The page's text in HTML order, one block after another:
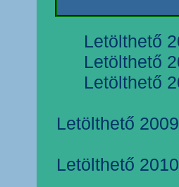
Letölthető
Letölthető
Letölthető
Letölthető
Letölthető